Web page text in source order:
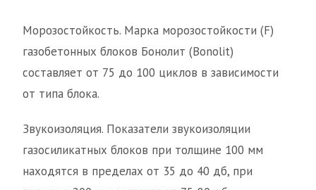
Морозостойкость. Марка морозостойкости (F)
газобетонных блоков Бонолит (Bonolit)
составляет от 75 до 100 циклов в зависимости
от типа блока.
Звукоизоляция. Показатели звукоизоляции
газосиликатных блоков при толщине 100 мм
находятся в пределах от 35 до 40 дб, при